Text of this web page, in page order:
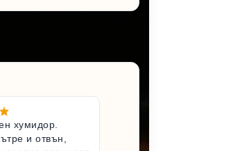
хумидор.
и отвън,